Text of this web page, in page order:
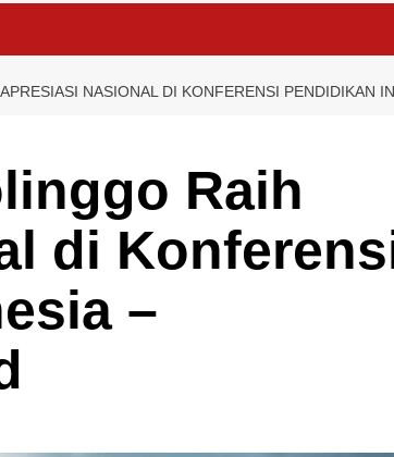
NASIONAL DI KONFERENSI PENDIDIKAN
Raih
di
–